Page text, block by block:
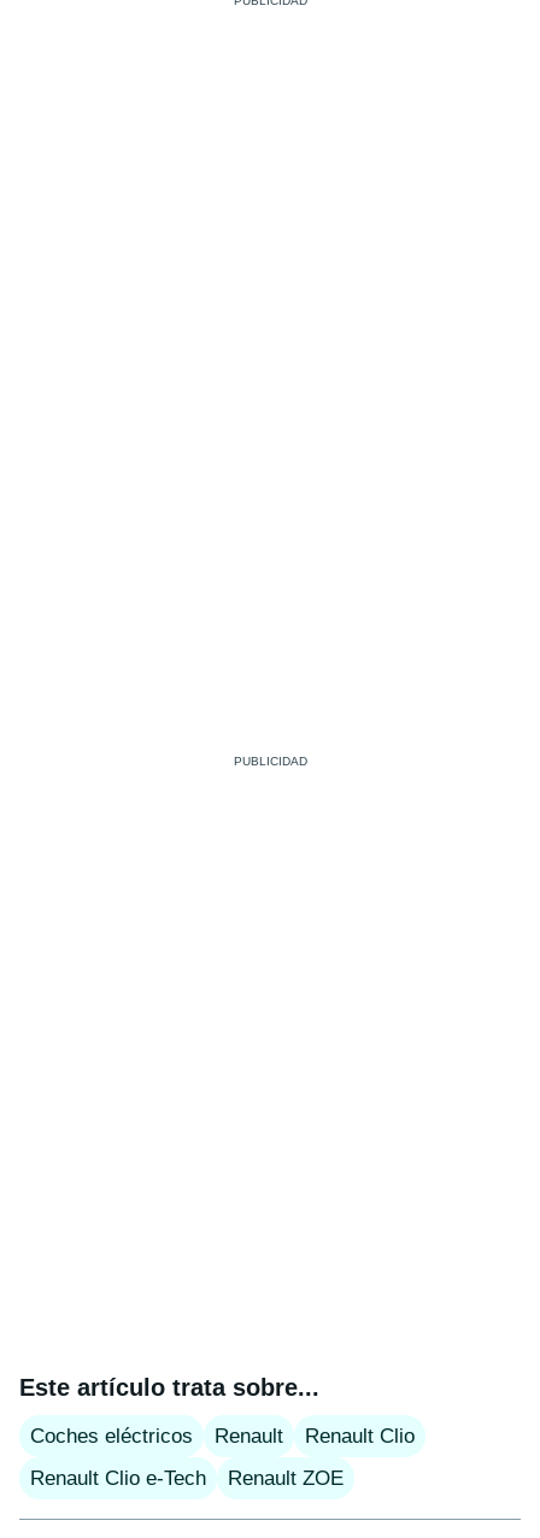
Este artículo trata sobre...
Coches eléctricos Renault
Renault Clio
Renault Clio e-Tech
Renault ZOE